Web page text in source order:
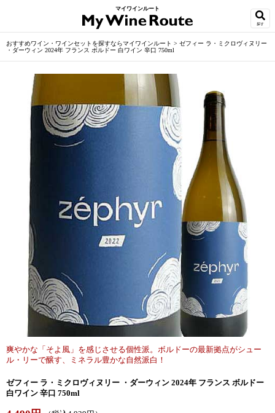
マイワインルート
探す
おすすめワイン・ワインセットを探すならマイワインルート > ゼフィー ラ・ミクロヴィヌリー
・ダーウィン 2024年 フランス ボルドー 白ワイン 辛口 750ml
爽やかな「そよ風」を感じさせる個性派。ボルドーの最新拠点がシュー
ル・リーで醸す、ミネラル豊かな自然派白！
ゼフィー ラ・ミクロヴィヌリー ・ダーウィン 2024年 フランス ボルドー
白ワイン 辛口 750ml